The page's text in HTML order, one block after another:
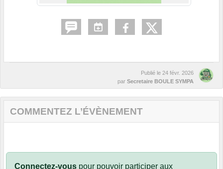
Publié le 24 févr. 2026
par Secretaire BOULE SYMPA
COMMENTEZ L’ÉVÈNEMENT
Connectez-vous pour pouvoir participer aux